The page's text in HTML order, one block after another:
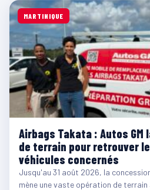
MARTINIQUE
Airbags Takata : Autos
de terrain pour retrouver
véhicules concernés
Jusqu'au 31 août 2026, la
mène une vaste opération de